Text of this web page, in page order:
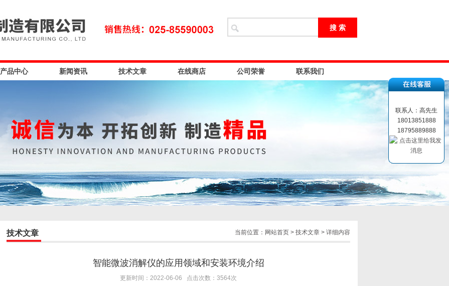
产品中心 新闻资讯 技术文章 在线商店 公司荣誉 联系我们
当前位置： 网站首页 > 技术文章 > 详细内容
技术文章
智能微波消解仪的应用领域和安装环境介绍
更新时间：2022-06-06 点击次数：3564次
联系人：高先生
18013851888
18795889888